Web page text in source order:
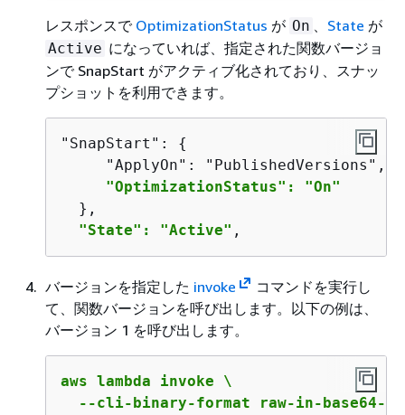
レスポンスで OptimizationStatus が On 、 State が
Active になっていれば、指定された関数バージョ
ンで SnapStart がアクティブ化されており、スナッ
プショットを利用できます。
"SnapStart": {
     "ApplyOn": "PublishedVersions",
"OptimizationStatus": "On"
  },
"State": "Active" ,
バージョンを指定した invoke
コマンドを実行し
て、関数バージョンを呼び出します。以下の例は、
バージョン 1 を呼び出します。
aws lambda invoke \
--cli-binary-format raw-in-base64-